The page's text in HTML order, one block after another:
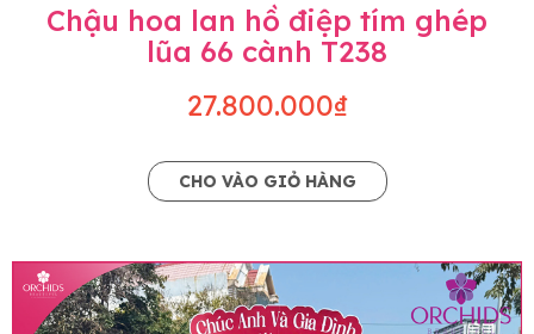
Chậu hoa lan hồ điệp tím ghép
lũa 66 cành T238
27.800.000₫
CHO VÀO GIỎ HÀNG